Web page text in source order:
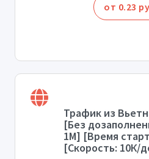
от 0.23
Трафик из
[Без
1М] [Время
[Скорость: 10К/